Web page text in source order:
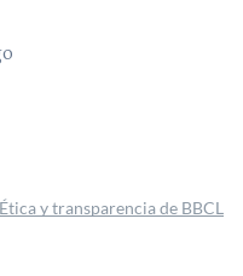
Ética y transparencia de BBCL